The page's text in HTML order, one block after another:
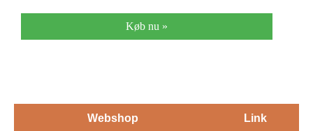
Køb nu »
Webshop Link